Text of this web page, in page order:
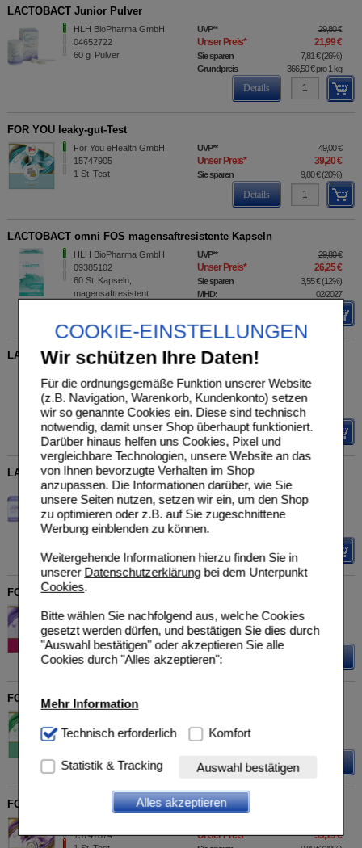
COOKIE-EINSTELLUNGEN
Wir schützen Ihre Daten!
Für die ordnungsgemäße Funktion unserer Website
(z.B. Navigation, Warenkorb, Kundenkonto) setzen
wir so genannte Cookies ein. Diese sind technisch
notwendig, damit unser Shop überhaupt funktioniert.
Darüber hinaus helfen uns Cookies, Pixel und
vergleichbare Technologien, unsere Website an das
von Ihnen bevorzugte Verhalten im Shop
anzupassen. Die Informationen darüber, wie Sie
unsere Seiten nutzen, setzen wir ein, um den Shop
zu optimieren oder z.B. auf Sie zugeschnittene
Werbung einblenden zu können.
Weitergehende Informationen hierzu finden Sie in
unserer Datenschutzerklärungbei dem Unterpunkt
Cookies.
Bitte wählen Sie nachfolgend aus, welche Cookies
gesetzt werden dürfen, und bestätigen Sie dies durch
"Auswahl bestätigen" oder akzeptieren Sie alle
Cookies durch "Alles akzeptieren":
Mehr Information
Technisch Notwendig:Hierbei handelt es sich um
Website notwendig sind (z.B. Navigation, Warenkorb,
Kundenkonto), weshalb auf diese nicht verzichtet
werden kann.
Einkaufserlebnis noch ansprechender zu gestalten,
Technisch erforderlich Komfort
Statistik & Tracking Auswahl bestätigen
Alles akzeptieren
LACTOBACT Junior Pulver
HLH BioPharma GmbH
04652722
60 g Pulver
UVP** 29,80 €
Unser Preis* 21,99 €
Sie sparen 7,81 € (26%)
Grundpreis
366,50 €pro 1 kg
Details
FOR YOU leaky-gut-Test
For You eHealth GmbH
15747905
1 St Test
UVP** 49,00 €
Unser Preis* 39,20 €
Sie sparen 9,80 € (20%)
Details
LACTOBACT omni FOS magensaftresistente Kapseln
HLH BioPharma GmbH
09385102
60 St Kapseln,
magensaftresistent
UVP** 29,80 €
Unser Preis* 26,25 €
Sie sparen 3,55 € (12%)
MHD:
02/2027
LACTOBACT omni FOS magensaftresistente Kapseln
09668780
300St Kapseln,
magensaftresistent
Unser Preis*
Sie sparen 22,81 €
Details
LACTOBACT Junior 7-Tage Beutel
HLH BioPharma GmbH
09332790
7X2g Beutel
UVP**
Unser Preis*
Sie sparen
Grundpreis
Details
FOR YOU darm-schlank-index Test
For You eHealth GmbH
15747851
1 St Test
Unser Preis* 87,19 €
Sie sparen 21,80 €
FOR YOU darm-schleimhautschutz Test
15747868
Unser Preis*
Sie sparen
FOR YOU darmpilze-Test
15747874
Unser Preis* 39,19 €